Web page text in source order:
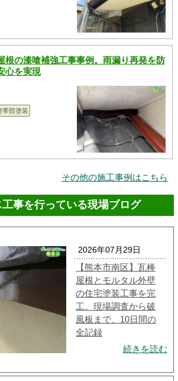
根の漆喰補強工事事例。雨漏り再発を防
心を実現
帯部塗装
その他の施工事例はこちら
事を行っている現場ブログ
2026年07月29日
【熊本市南区】瓦棒
屋根とモルタル外壁
の住宅塗装工事を完
工。現場調査から破
風板まで、10日間の
全記録
続きを読む